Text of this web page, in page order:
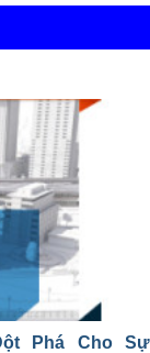
Phá Cho Sự